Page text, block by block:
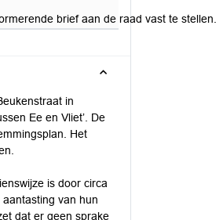
brief aan de raad vast te stellen.
in
Ee en Vliet’. De
Het
is door circa
van hun
dat er geen sprake